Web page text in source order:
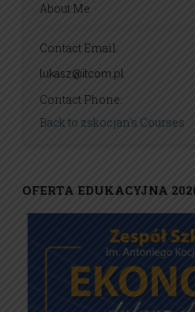
About Me
Contact Email:
lukasz@itcom.pl
Contact Phone:
Back to zskocjan's Courses
OFERTA EDUKACYJNA